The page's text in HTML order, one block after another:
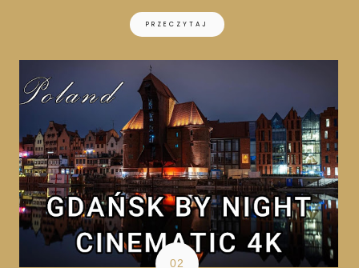
PRZECZYTAJ